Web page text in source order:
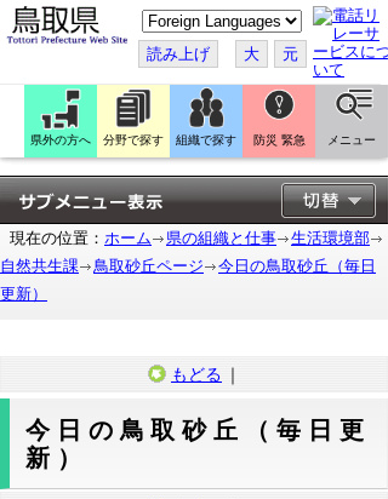
こ
の
ペ
ー
ジ
翻
訳
す
る
読み上げ 大 元
県外の方へ 分野で探す 組織で探す 防災 緊急 メニュー
現在の位置： ホーム 県の組織と仕事
生活環境部
自然共生課
鳥取砂丘ページ
今日の鳥取砂丘（毎日
更新）
もどる ｜
今日の鳥取砂丘（毎日更
新）